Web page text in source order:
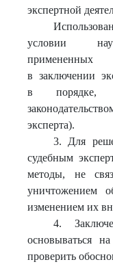
экспертной
условии
примененных
в заключении
в порядке,
эксперта).
3. Для
судебным
методы, не
уничтожением
изменением их
4.
основываться
проверить